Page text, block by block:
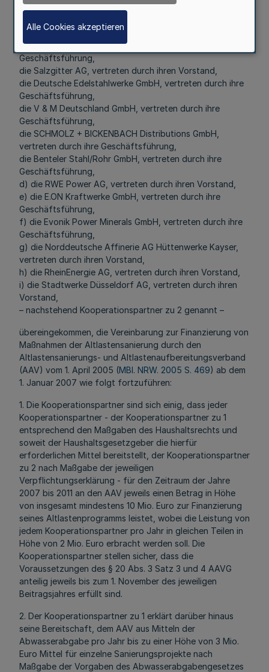
Vorstand,
durch ihre Geschäftsführung,
die Mittal Steel Ruhrort GmbH, vertreten durch ihre
Geschäftsführung,
die Salzgitter AG, vertreten durch ihren Vorstand,
die Deutsche Edelstahlwerke GmbH, vertreten durch ihre
Geschäftsführung,
die V & M Deutschland GmbH, vertreten durch ihre
Geschäftsführung,
die SCHMOLZ + BICKENBACH Distributions GmbH,
vertreten durch ihre Geschäftsführung,
die Benteler Stahl/Rohr GmbH, vertreten durch ihre
Geschäftsführung,
d) die RWE Power AG, vertreten durch ihren Vorstand,
e) die E.ON Kraftwerke GmbH, vertreten durch ihre
Geschäftsführung,
f) die Evonik Power Minerals GmbH, vertreten durch ihre
Geschäftsführung,
g) die Norddeutsche Affinerie AG Hüttenwerke Kayser,
vertreten durch ihren Vorstand,
h) die RheinEnergie AG, vertreten durch ihren Vorstand,
i) die Stadtwerke Düsseldorf AG, vertreten durch ihren
Vorstand,
– nachstehend Kooperationspartner zu 2 genannt –
übereingekommen, die Vereinbarung zur Finanzierung von
Maßnahmen der Altlastensanierung durch den
Altlastensanierungs- und Altlastenaufbereitungsverband
(AAV) vom 1. April 2005 (MBl. NRW. 2005 S. 469) ab dem
1. Januar 2007 wie folgt fortzuführen:
1. Die Kooperationspartner sind sich einig, dass jeder
Kooperationspartner - der Kooperationspartner zu 1
entsprechend den Maßgaben des Haushaltsrechts und
soweit der Haushaltsgesetzgeber die hierfür
erforderlichen Mittel bereitstellt, der Kooperationspartner
zu 2 nach Maßgabe der jeweiligen
Verpflichtungserklärung - für den Zeitraum der Jahre
2007 bis 2011 an den AAV jeweils einen Betrag in Höhe
von insgesamt mindestens 10 Mio. Euro zur Finanzierung
seines Altlastenprogramms leistet, wobei die Leistung von
jedem Kooperationspartner pro Jahr in gleichen Teilen in
Höhe von 2 Mio. Euro erbracht werden soll. Die
Kooperationspartner stellen sicher, dass die
Voraussetzungen des § 20 Abs. 3 Satz 3 und 4 AAVG
anteilig jeweils bis zum 1. November des jeweiligen
Beitragsjahres erfüllt sind.
2. Der Kooperationspartner zu 1 erklärt darüber hinaus
seine Bereitschaft, dem AAV aus Mitteln der
Abwasserabgabe pro Jahr bis zu einer Höhe von 3 Mio.
Euro Mittel für einzelne Sanierungsprojekte nach
Maßgabe der Vorgaben des Abwasserabgabengesetzes
Alle Cookies akzeptieren